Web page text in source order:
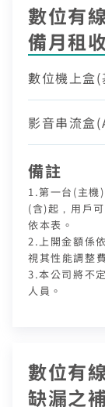
數位有
備月租
數位機上盒(
影音串流盒
備註
1.第一台(主機
(含)起，用戶
依本表。
2.上開金額係
視其性能調整
3.本公司將不
人員。
數位有
缺漏之
如有任何
如有任何